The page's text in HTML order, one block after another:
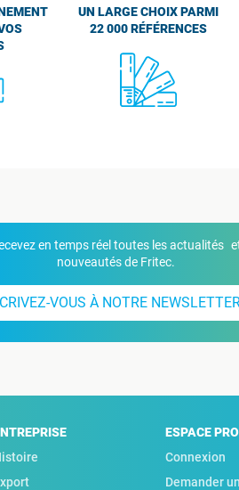
UN LARGE CHOIX PARMI
22 000 RÉFÉRENCES
en temps réel toutes les actualités
nouveautés de Fritec.
VOUS À NOTRE NEWSLETTER
ESPACE PRO
Connexion
Demander